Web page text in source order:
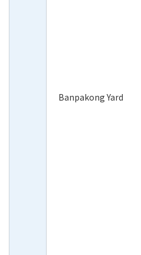
Banpakong Yard